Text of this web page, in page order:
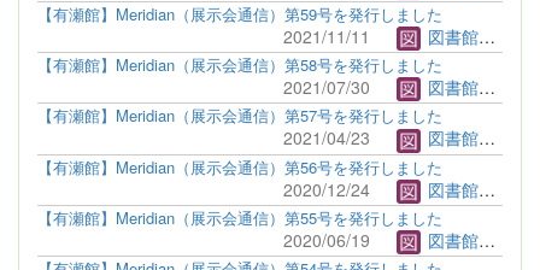
【有瀬館】Meridian（展示会通信）第59号を発行しました
2021/11/11 図書館管理者
【有瀬館】Meridian（展示会通信）第58号を発行しました
2021/07/30 図書館管理者
【有瀬館】Meridian（展示会通信）第57号を発行しました
2021/04/23 図書館管理者
【有瀬館】Meridian（展示会通信）第56号を発行しました
2020/12/24 図書館管理者
【有瀬館】Meridian（展示会通信）第55号を発行しました
2020/06/19 図書館管理者